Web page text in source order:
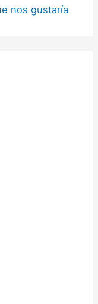
nos gustaría